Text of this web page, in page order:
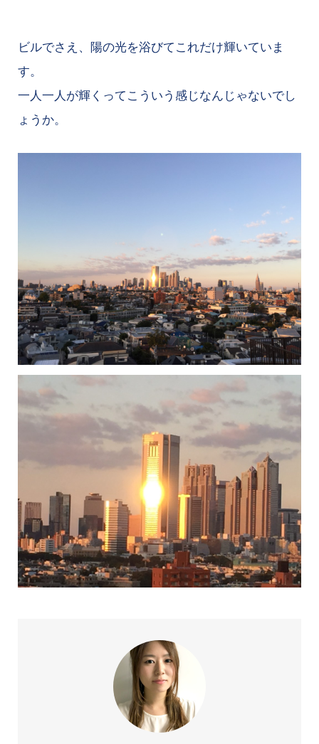
ビルでさえ、陽の光を浴びてこれだけ輝いていま
す。
一人一人が輝くってこういう感じなんじゃないでし
ょうか。